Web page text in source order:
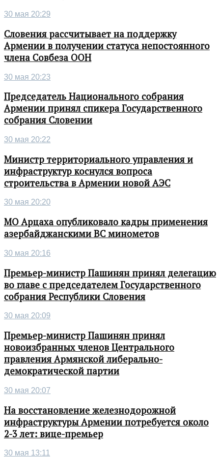
30 мая 20:29
Словения рассчитывает на поддержку
Армении в получении статуса непостоянного
члена Совбеза ООН
30 мая 20:23
Председатель Национального собрания
Армении принял спикера Государственного
собрания Словении
30 мая 20:22
Министр территориального управления и
инфраструктур коснулся вопроса
строительства в Армении новой АЭС
30 мая 20:20
МО Арцаха опубликовало кадры применения
азербайджанскими ВС минометов
30 мая 20:16
Премьер-министр Пашинян принял делегацию
во главе с председателем Государственного
собрания Республики Словения
30 мая 20:09
Премьер-министр Пашинян принял
новоизбранных членов Центрального
правления Армянской либерально-
демократической партии
30 мая 20:07
На восстановление железнодорожной
инфраструктуры Армении потребуется около
2-3 лет: вице-премьер
30 мая 13:11